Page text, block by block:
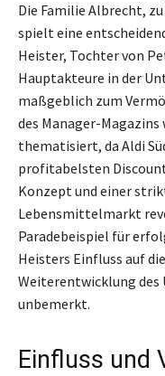
Die Familie Albrecht,
spielt eine
Heister, Tochter von
Hauptakteure in der
maßgeblich zum
des Manager-
thematisiert, da Aldi
profitabelsten
Konzept und einer
Lebensmittelmarkt
Paradebeispiel für
Heisters Einfluss auf
Weiterentwicklung
unbemerkt.
Einfluss und